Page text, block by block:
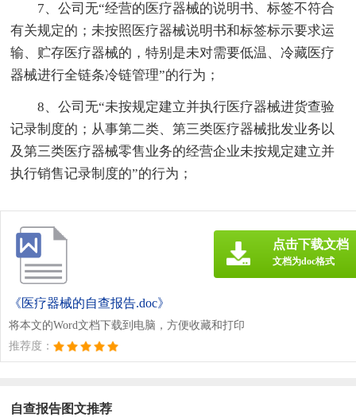
7、公司无“经营的医疗器械的说明书、标签不符合
有关规定的；未按照医疗器械说明书和标签标示要求运
输、贮存医疗器械的，特别是未对需要低温、冷藏医疗
器械进行全链条冷链管理”的行为；
8、公司无“未按规定建立并执行医疗器械进货查验
记录制度的；从事第二类、第三类医疗器械批发业务以
及第三类医疗器械零售业务的经营企业未按规定建立并
执行销售记录制度的”的行为；
《医疗器械的自查报告.doc》
将本文的Word文档下载到电脑，方便收藏和打印
推荐度：
点击下载文档
文档为doc格式
自查报告图文推荐